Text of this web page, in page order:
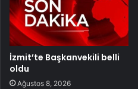
İzmit’te Başkanvekili belli
oldu
Ağustos 8, 2026